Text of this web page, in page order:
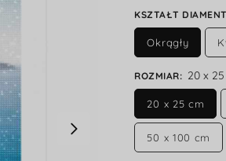
KSZTAŁT
Okrągły
ROZMIAR: 20 x
20 x 25 cm
50 x 100 cm